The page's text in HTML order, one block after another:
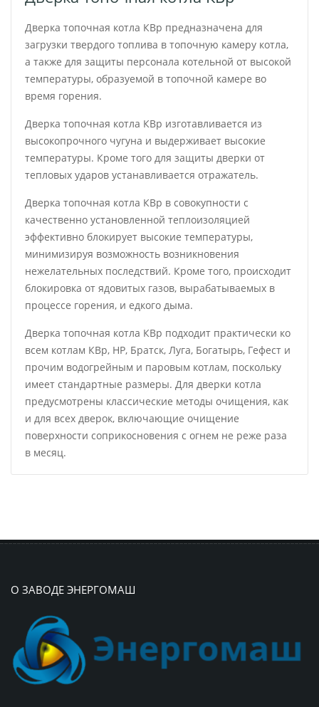
Дверка топочная котла КВр предназначена для
загрузки твердого топлива в топочную камеру котла,
а также для защиты персонала котельной от высокой
температуры, образуемой в топочной камере во
время горения.
Дверка топочная котла КВр изготавливается из
высокопрочного чугуна и выдерживает высокие
температуры. Кроме того для защиты дверки от
тепловых ударов устанавливается отражатель.
Дверка топочная котла КВр в совокупности с
качественно установленной теплоизоляцией
эффективно блокирует высокие температуры,
минимизируя возможность возникновения
нежелательных последствий. Кроме того, происходит
блокировка от ядовитых газов, вырабатываемых в
процессе горения, и едкого дыма.
Дверка топочная котла КВр подходит практически ко
всем котлам КВр, НР, Братск, Луга, Богатырь, Гефест и
прочим водогрейным и паровым котлам, поскольку
имеет стандартные размеры. Для дверки котла
предусмотрены классические методы очищения, как
и для всех дверок, включающие очищение
поверхности соприкосновения с огнем не реже раза
в месяц.
О ЗАВОДЕ ЭНЕРГОМАШ